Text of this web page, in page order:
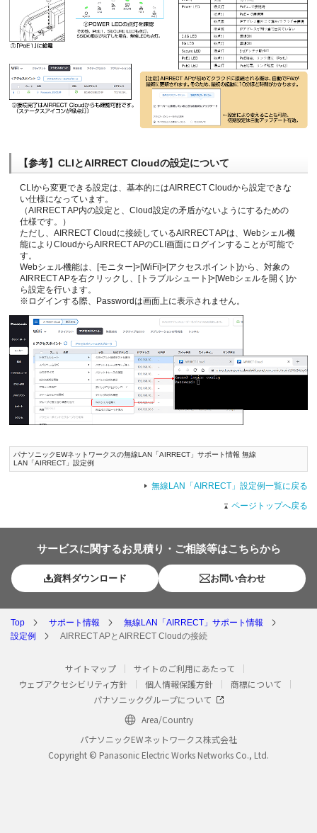
【参考】CLIとAIRRECT Cloudの設定について
CLIから変更できる設定は、基本的にはAIRRECT Cloudから設定できな
い仕様になっています。
（AIRRECT AP内の設定と、Cloud設定の矛盾がないようにするための
仕様です。）
ただし、AIRRECT Cloudに接続しているAIRRECT APは、Webシェル機
能によりCloudからAIRRECT APのCLI画面にログインすることが可能で
す。
Webシェル機能は、[モニター]>[WiFi]>[アクセスポイント]から、対象の
AIRRECT APを右クリックし、[トラブルシュート]>[Webシェルを開く]か
ら設定を行います。
※ログインする際、Passwordは画面上に表示されません。
パナソニックEWネットワークスの無線LAN「AIRRECT」サポート情報 無線
LAN「AIRRECT」設定例
無線LAN「AIRRECT」設定例一覧に戻る
ページトップへ戻る
サービスに関するお見積り・ご相談等はこちらから
資料ダウンロード お問い合わせ
Top サポート情報
無線LAN「AIRRECT」サポート情報
設定例
AIRRECT APとAIRRECT Cloudの接続
サイトマップ
サイトのご利用にあたって
ウェブアクセシビリティ方針
個人情報保護方針
商標について
パナソニックグループについて
Area/Country
パナソニックEWネットワークス株式会社
Copyright © Panasonic Electric Works Networks Co., Ltd.